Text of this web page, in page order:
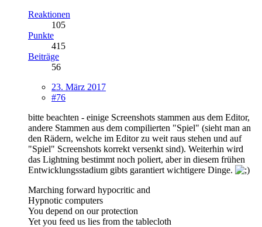
Reaktionen
105
Punkte
415
Beiträge
56
23. März 2017
#76
bitte beachten - einige Screenshots stammen aus dem Editor,
andere Stammen aus dem compilierten "Spiel" (sieht man an
den Rädern, welche im Editor zu weit raus stehen und auf
"Spiel" Screenshots korrekt versenkt sind). Weiterhin wird
das Lightning bestimmt noch poliert, aber in diesem frühen
Entwicklungsstadium gibts garantiert wichtigere Dinge.
Marching forward hypocritic and
Hypnotic computers
You depend on our protection
Yet you feed us lies from the tablecloth